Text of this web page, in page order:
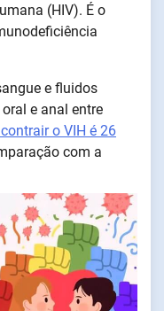
(HIV). É o
e fluidos
e anal entre
o VIH é 26
com a